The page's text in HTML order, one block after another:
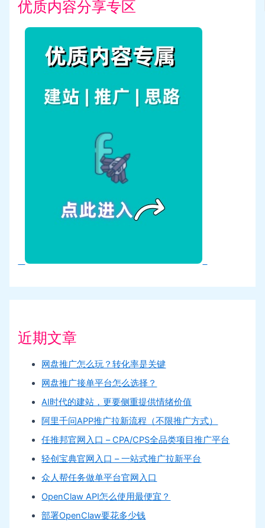
优质内容分享专区
近期文章
网盘推广怎么玩？转化率是关键
网盘推广接单平台怎么选择？
AI时代的建站，更要侧重提供情绪价值
阿里千问APP推广拉新流程（不限推广方式）
任推邦官网入口 – CPA/CPS全品类项目推广平台
轻创宝典官网入口 – 一站式推广拉新平台
众人帮任务做单平台官网入口
OpenClaw API怎么使用最便宜？
部署OpenClaw要花多少钱